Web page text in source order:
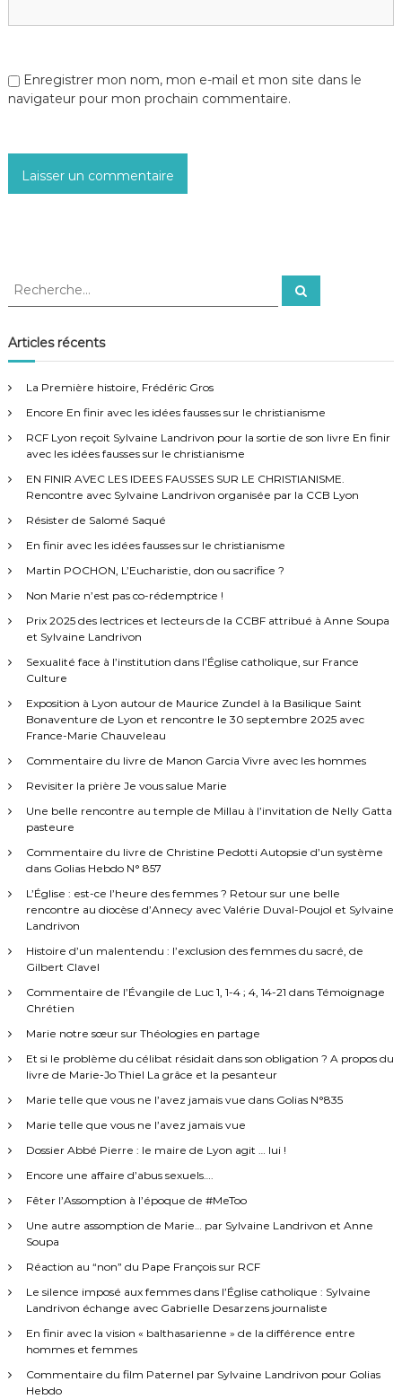
Enregistrer mon nom, mon e-mail et mon site dans le
navigateur pour mon prochain commentaire.
R
h
e
c
h
e
R
e
c
Articles récents
La Première histoire, Frédéric Gros
Encore En finir avec les idées fausses sur le christianisme
RCF Lyon reçoit Sylvaine Landrivon pour la sortie de son livre En finir
avec les idées fausses sur le christianisme
EN FINIR AVEC LES IDEES FAUSSES SUR LE CHRISTIANISME.
Rencontre avec Sylvaine Landrivon organisée par la CCB Lyon
Résister de Salomé Saqué
En finir avec les idées fausses sur le christianisme
Martin POCHON, L’Eucharistie, don ou sacrifice ?
Non Marie n’est pas co-rédemptrice !
Prix 2025 des lectrices et lecteurs de la CCBF attribué à Anne Soupa
et Sylvaine Landrivon
Sexualité face à l’institution dans l’Église catholique, sur France
Culture
Exposition à Lyon autour de Maurice Zundel à la Basilique Saint
Bonaventure de Lyon et rencontre le 30 septembre 2025 avec
France-Marie Chauveleau
Commentaire du livre de Manon Garcia Vivre avec les hommes
Revisiter la prière Je vous salue Marie
Une belle rencontre au temple de Millau à l’invitation de Nelly Gatta
pasteure
Commentaire du livre de Christine Pedotti Autopsie d’un système
dans Golias Hebdo N° 857
L’Église : est-ce l’heure des femmes ? Retour sur une belle
rencontre au diocèse d’Annecy avec Valérie Duval-Poujol et Sylvaine
Landrivon
Histoire d’un malentendu : l’exclusion des femmes du sacré, de
Gilbert Clavel
Commentaire de l’Évangile de Luc 1, 1-4 ; 4, 14-21 dans Témoignage
Chrétien
Marie notre sœur sur Théologies en partage
Et si le problème du célibat résidait dans son obligation ? A propos du
livre de Marie-Jo Thiel La grâce et la pesanteur
Marie telle que vous ne l’avez jamais vue dans Golias N°835
Marie telle que vous ne l’avez jamais vue
Dossier Abbé Pierre : le maire de Lyon agit … lui !
Encore une affaire d’abus sexuels….
Fêter l’Assomption à l’époque de #MeToo
Une autre assomption de Marie… par Sylvaine Landrivon et Anne
Soupa
Réaction au “non” du Pape François sur RCF
Le silence imposé aux femmes dans l’Église catholique : Sylvaine
Landrivon échange avec Gabrielle Desarzens journaliste
En finir avec la vision « balthasarienne » de la différence entre
hommes et femmes
Commentaire du film Paternel par Sylvaine Landrivon pour Golias
Hebdo